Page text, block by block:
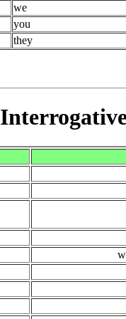
we
you
they